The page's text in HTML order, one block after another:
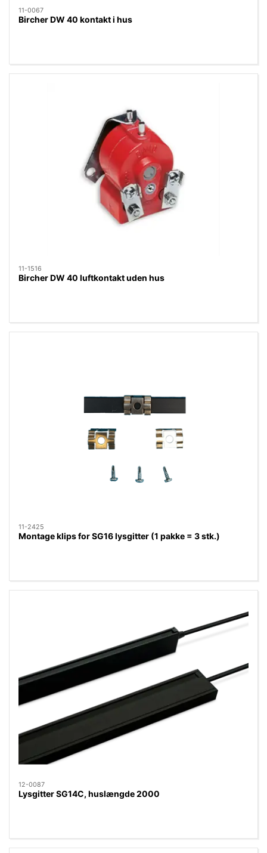
11-0067
Bircher DW 40 kontakt i hus
11-1516
Bircher DW 40 luftkontakt uden hus
11-2425
Montage klips for SG16 lysgitter (1 pakke = 3 stk.)
12-0087
Lysgitter SG14C, huslængde 2000